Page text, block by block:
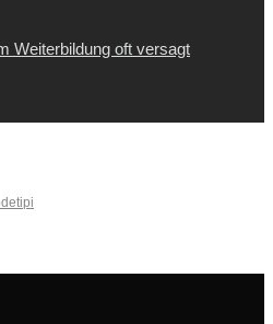
Weiterbildung oft versagt